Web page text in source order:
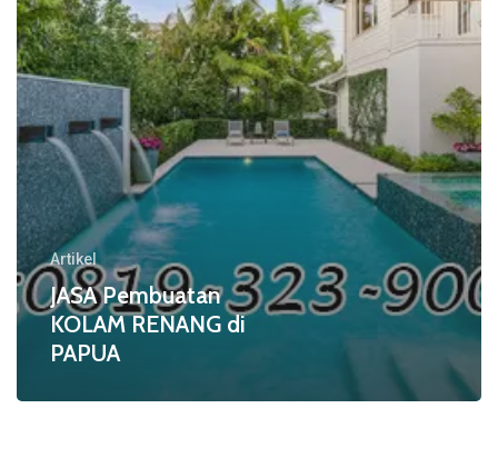
Artikel
JASA Pembuatan
KOLAM RENANG di
PAPUA